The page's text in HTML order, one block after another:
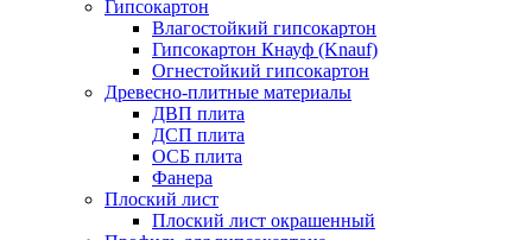
Гипсокартон
Влагостойкий гипсокартон
Гипсокартон Кнауф (Knauf)
Огнестойкий гипсокартон
Древесно-плитные материалы
ДВП плита
ДСП плита
ОСБ плита
Фанера
Плоский лист
Плоский лист окрашенный